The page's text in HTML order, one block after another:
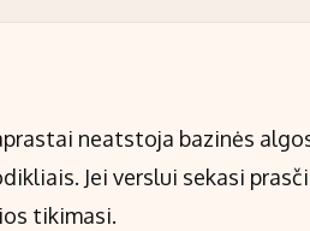
neatstoja bazinės
Jei verslui sekasi
tikimasi.